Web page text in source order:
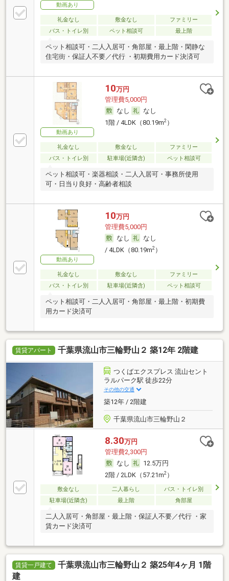
動画あり
礼金なし 敷金なし
ファミリー
バス・トイレ別
ペット相談可 最上階
ペット相談可・二人入居可・角部屋・最上階・閑静な
住宅街・保証人不要／代行 ・初期費用カード決済可
動画あり
10万円
管理費5,000円
なし
なし
1階 / 4LDK（80.19m2）
礼金なし 敷金なし
ファミリー
バス・トイレ別
駐車場(近隣含) ペット相談可
ペット相談可・楽器相談・二人入居可・事務所使用
可・日当り良好・高齢者相談
動画あり
10万円
管理費5,000円
なし
なし
/ 4LDK（80.19m2）
礼金なし 敷金なし
ファミリー
バス・トイレ別
駐車場(近隣含) ペット相談可
ペット相談可・二人入居可・角部屋・最上階・初期費
用カード決済可
賃貸アパート 千葉県流山市三輪野山２ 築12年 2階建
つくばエクスプレス 流山セント
ラルパーク駅 徒歩22分
その他の交通
築12年 / 2階建
千葉県流山市三輪野山２
8.30万円
管理費2,300円
なし
12.5万円
2階 / 2LDK（57.21m2）
敷金なし 二人暮らし
バス・トイレ別
駐車場(近隣含)
最上階 角部屋
二人入居可・角部屋・最上階・保証人不要／代行 ・家
賃カード決済可
賃貸一戸建て
千葉県流山市三輪野山２ 築25年4ヶ月 1階
建